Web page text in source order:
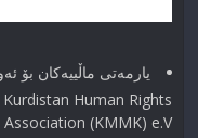
یارمەتی ماڵییەکان بۆ
Human Rights
Association (KMMK) e.V